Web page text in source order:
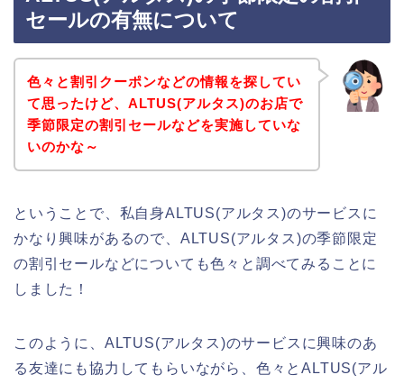
セールの有無について
色々と割引クーポンなどの情報を探してい
て思ったけど、ALTUS(アルタス)のお店で
季節限定の割引セールなどを実施していな
いのかな～
ということで、私自身ALTUS(アルタス)のサービスに
かなり興味があるので、ALTUS(アルタス)の季節限定
の割引セールなどについても色々と調べてみることに
しました！
このように、ALTUS(アルタス)のサービスに興味のあ
る友達にも協力してもらいながら、色々とALTUS(アル